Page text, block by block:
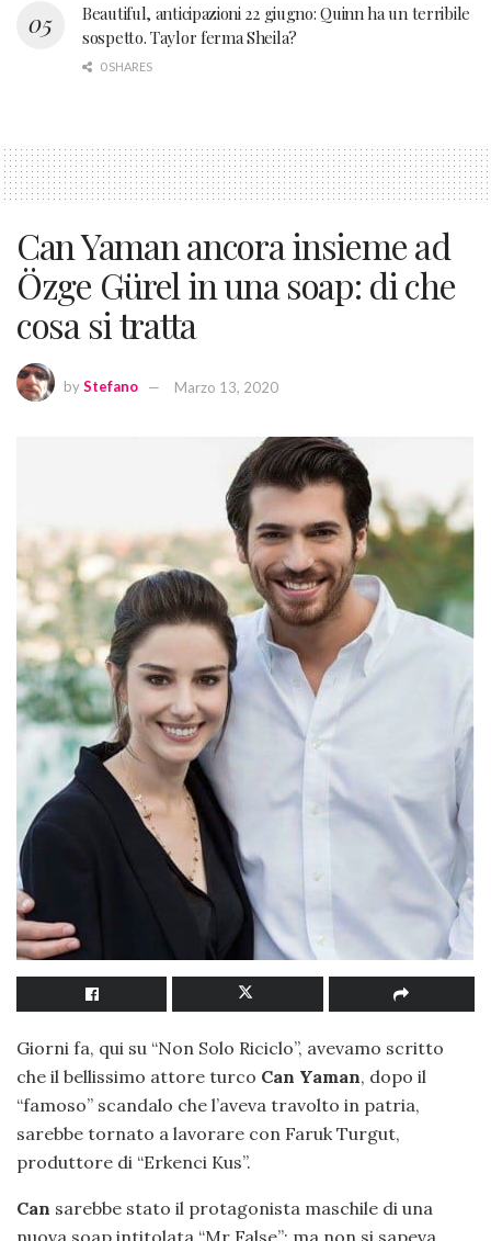
Beautiful, anticipazioni 22 giugno: Quinn ha un terribile
sospetto. Taylor ferma Sheila?
0 SHARES
Can Yaman ancora insieme ad
Özge Gürel in una soap: di che
cosa si tratta
byStefano Marzo 13, 2020
Giorni fa, qui su “Non Solo Riciclo”, avevamo scritto
che il bellissimo attore turco Can Yaman, dopo il
“famoso” scandalo che l’aveva travolto in patria,
sarebbe tornato a lavorare con Faruk Turgut,
produttore di “Erkenci Kus”.
Can sarebbe stato il protagonista maschile di una
nuova soap intitolata “Mr False”; ma non si sapeva